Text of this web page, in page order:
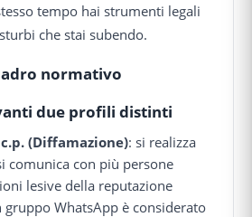
tempo hai strumenti legali
che stai subendo.
normativo
due profili distinti
(Diffamazione): si realizza
comunica con più persone
lesive della reputazione
gruppo WhatsApp è considerato